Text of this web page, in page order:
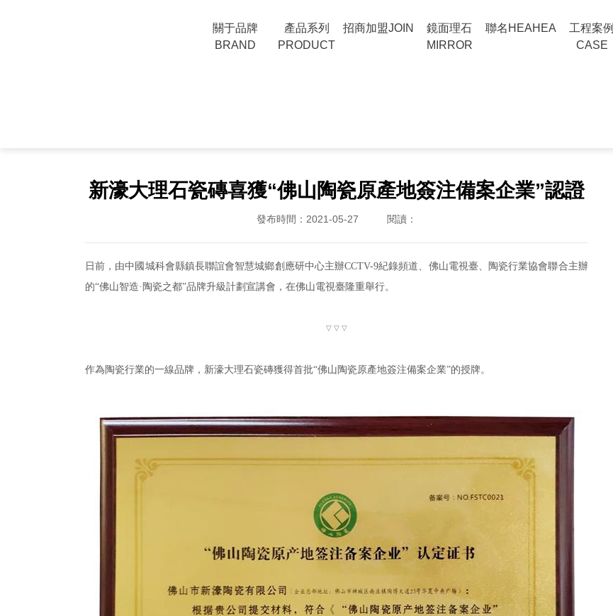
關于品牌
BRAND
產品系列
PRODUCT
招商加盟JOIN
鏡面理石
MIRROR
聯名HEAHEA
工程案例
CASE
新濠大理石瓷磚喜獲“佛山陶瓷原產地簽注備案企業”認證
發布時間：2021-05-27 閱讀：
日前，由中國城科會縣鎮長聯誼會智慧城鄉創應研中心主辦CCTV-9紀錄頻道、佛山電視臺、陶瓷行業協會聯合主辦
的“佛山智造·陶瓷之都”品牌升級計劃宣講會，在佛山電視臺隆重舉行。
▽ ▽ ▽
作為陶瓷行業的一線品牌，新濠大理石瓷磚獲得首批“佛山陶瓷原產地簽注備案企業”的授牌。